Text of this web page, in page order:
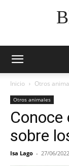
Inicio Otros
Otros animales
sobre
Isa Lago - 27/06/2022